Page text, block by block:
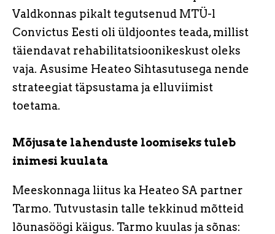
Valdkonnas pikalt tegutsenud MTÜ-l
Convictus Eesti oli üldjoontes teada, millist
täiendavat rehabilitatsioonikeskust oleks
vaja. Asusime Heateo Sihtasutusega nende
strateegiat täpsustama ja elluviimist
toetama.
Mõjusate lahenduste loomiseks tuleb
inimesi kuulata
Meeskonnaga liitus ka Heateo SA partner
Tarmo. Tutvustasin talle tekkinud mõtteid
lõunasöögi käigus. Tarmo kuulas ja sõnas: